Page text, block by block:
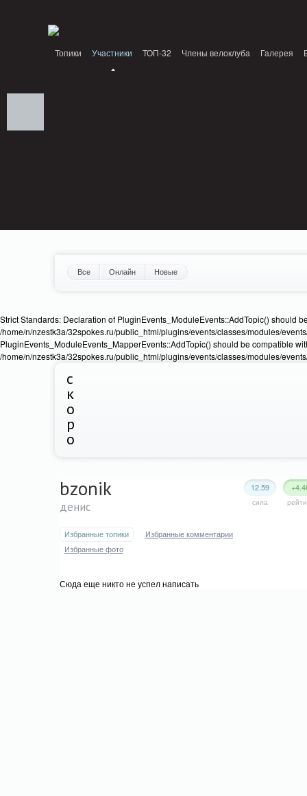
Топики Участники ТОП-32 Члены велоклуба Галерея
Все Онлайн Новые
Strict Standards: Declaration of PluginEvents_ModuleEvents::AddTopic() should
/home/n/nzestk3a/32spokes.ru/public_html/plugins/events/classes/modules/
PluginEvents_ModuleEvents_MapperEvents::AddTopic() should be compatible
/home/n/nzestk3a/32spokes.ru/public_html/plugins/events/classes/modules/
с
к
о
р
о
12.59
сила
bzonik
денис
Избранные топики
Избранные комментарии
Избранные фото
Сюда еще никто не успел написать